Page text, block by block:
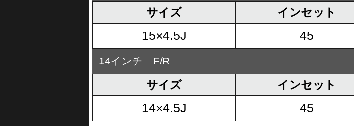
サイズ インセット
15×4.5J 45
14インチ F/R
サイズ インセット
14×4.5J 45